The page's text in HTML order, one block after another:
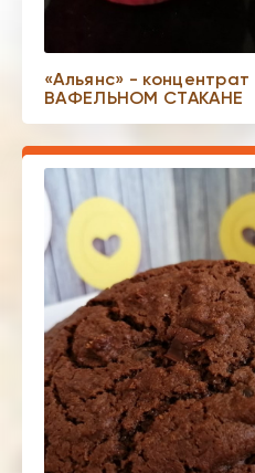
«Альянс» -
ВАФЕЛЬНОМ СТАКАНЕ